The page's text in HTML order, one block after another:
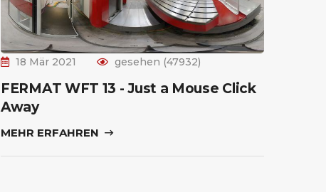
18 Mär 2021 gesehen (47932)
FERMAT WFT 13 - Just a Mouse Click
Away
MEHR ERFAHREN